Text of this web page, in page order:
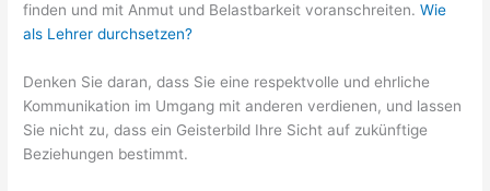
finden und mit Anmut und Belastbarkeit voranschreiten.Wie
als Lehrer durchsetzen?
Denken Sie daran, dass Sie eine respektvolle und ehrliche
Kommunikation im Umgang mit anderen verdienen, und lassen
Sie nicht zu, dass ein Geisterbild Ihre Sicht auf zukünftige
Beziehungen bestimmt.